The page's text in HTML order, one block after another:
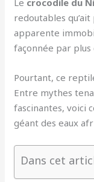
redoutables
apparente
façonnée par plus
Pourtant, ce
Entre mythes
fascinantes, voici
géant des eaux
Dans cet